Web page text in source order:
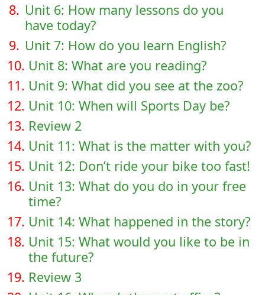
8. Unit 6: How many lessons do you
have today?
9. Unit 7: How do you learn English?
10. Unit 8: What are you reading?
11. Unit 9: What did you see at the zoo?
12. Unit 10: When will Sports Day be?
13. Review 2
14. Unit 11: What is the matter with you?
15. Unit 12: Don’t ride your bike too fast!
16. Unit 13: What do you do in your free
time?
17. Unit 14: What happened in the story?
18. Unit 15: What would you like to be in
the future?
19. Review 3